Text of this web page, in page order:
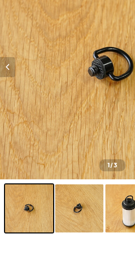
1/3